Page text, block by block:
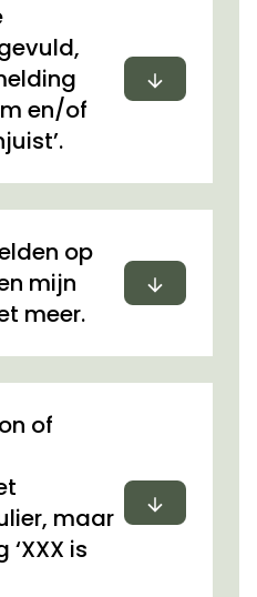
en/of
Uitvouwen
op
mijn
meer.
Uitvouwen
of
maar
is
Uitvouwen